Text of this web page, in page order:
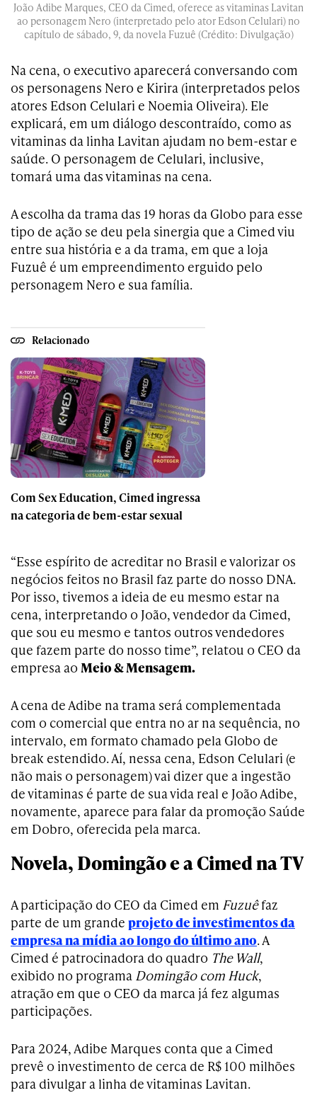
João Adibe Marques, CEO da Cimed, oferece as vitaminas Lavitan
ao personagem Nero (interpretado pelo ator Edson Celulari) no
capítulo de sábado, 9, da novela Fuzuê (Crédito: Divulgação)
Na cena, o executivo aparecerá conversando com
os personagens Nero e Kirira (interpretados pelos
atores Edson Celulari e Noemia Oliveira). Ele
explicará, em um diálogo descontraído, como as
vitaminas da linha Lavitan ajudam no bem-estar e
saúde. O personagem de Celulari, inclusive,
tomará uma das vitaminas na cena.
A escolha da trama das 19 horas da Globo para esse
tipo de ação se deu pela sinergia que a Cimed viu
entre sua história e a da trama, em que a loja
Fuzuê é um empreendimento erguido pelo
personagem Nero e sua família.
Relacionado
Com Sex Education, Cimed ingressa
na categoria de bem-estar sexual
“Esse espírito de acreditar no Brasil e valorizar os
negócios feitos no Brasil faz parte do nosso DNA.
Por isso, tivemos a ideia de eu mesmo estar na
cena, interpretando o João, vendedor da Cimed,
que sou eu mesmo e tantos outros vendedores
que fazem parte do nosso time”, relatou o CEO da
empresa ao Meio & Mensagem.
A cena de Adibe na trama será complementada
com o comercial que entra no ar na sequência, no
intervalo, em formato chamado pela Globo de
break estendido. Aí, nessa cena, Edson Celulari (e
não mais o personagem) vai dizer que a ingestão
de vitaminas é parte de sua vida real e João Adibe,
novamente, aparece para falar da promoção Saúde
em Dobro, oferecida pela marca.
Novela, Domingão e a Cimed na TV
A participação do CEO da Cimed em Fuzuêfaz
parte de um grande projeto de investimentos da
empresa na mídia ao longo do último ano. A
Cimed é patrocinadora do quadro The Wall,
exibido no programa Domingão com Huck,
atração em que o CEO da marca já fez algumas
participações.
Para 2024, Adibe Marques conta que a Cimed
prevê o investimento de cerca de R$ 100 milhões
para divulgar a linha de vitaminas Lavitan.